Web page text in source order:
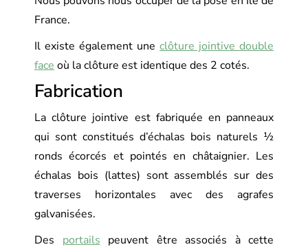
France.
Il existe également une clôture jointive double
face où la clôture est identique des 2 cotés.
Fabrication
La clôture jointive est fabriquée en panneaux
qui sont constitués d’échalas bois naturels ½
ronds écorcés et pointés en châtaignier. Les
échalas bois (lattes) sont assemblés sur des
traverses horizontales avec des agrafes
galvanisées.
Des portails peuvent être associés à cette